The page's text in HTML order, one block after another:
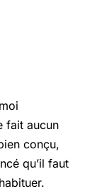
fait aucun
conçu,
qu’il faut